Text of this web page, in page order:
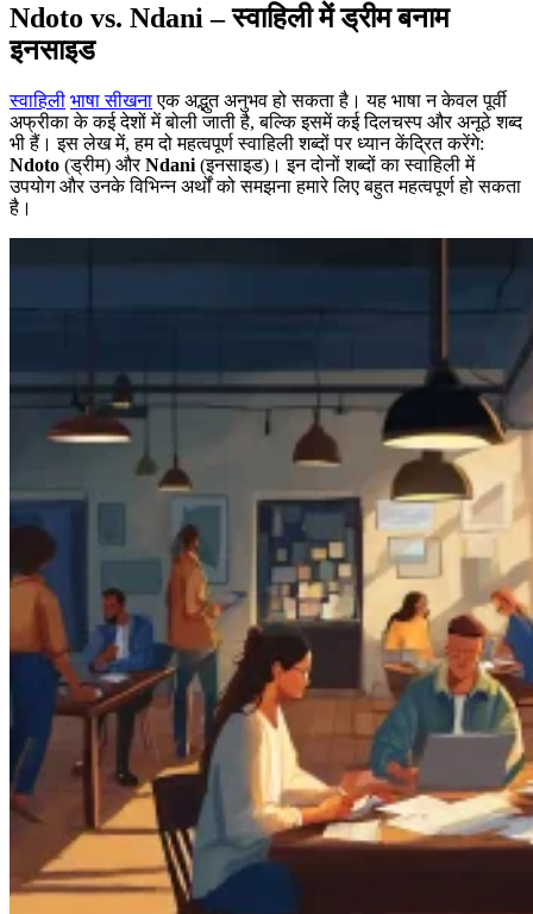
Ndoto vs. Ndani – स्वाहिली में ड्रीम बनाम
इनसाइड
स्वाहिली भाषा सीखनाएक अद्भुत अनुभव हो सकता है। यह भाषा न केवल पूर्वी
अफ्रीका के कई देशों में बोली जाती है, बल्कि इसमें कई दिलचस्प और अनूठे शब्द
भी हैं। इस लेख में, हम दो महत्वपूर्ण स्वाहिली शब्दों पर ध्यान केंद्रित करेंगे:
Ndoto (ड्रीम) औरNdani (इनसाइड)। इन दोनों शब्दों का स्वाहिली में
उपयोग और उनके विभिन्न अर्थों को समझना हमारे लिए बहुत महत्वपूर्ण हो सकता
है।